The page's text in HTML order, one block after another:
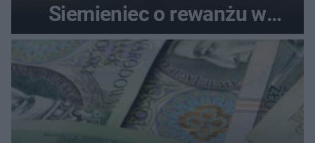
Siemieniec o rewanżu w
Szkocji